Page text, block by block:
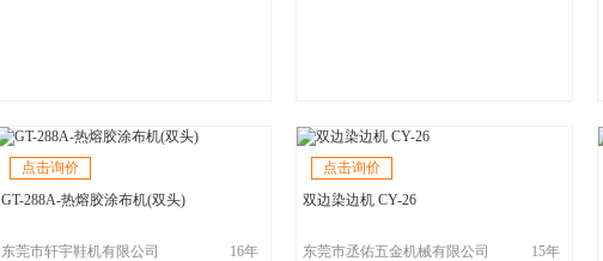
点击询价
GT-288A-热熔胶涂布机(双头)
东莞市轩宇鞋机有限公司 16年
点击询价
双边染边机 CY-26
东莞市丞佑五金机械有限公司 15年